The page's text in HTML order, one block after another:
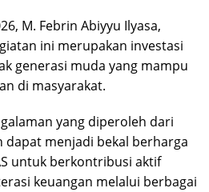
M. Febrin Abiyyu Ilyasa,
ini merupakan investasi
generasi muda yang mampu
di masyarakat.
yang diperoleh dari
dapat menjadi bekal berharga
untuk berkontribusi aktif
keuangan melalui berbagai